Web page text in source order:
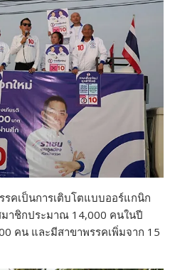
รคเป็นการเติบโตแบบออร์แกนิก
าชิกประมาณ 14,000 คนในปี
คน และมีสาขาพรรคเพิ่มจาก 15